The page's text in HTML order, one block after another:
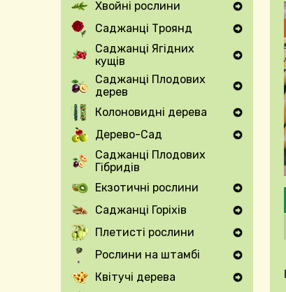
Хвойні рослини
Expand Secondary Navigation Menu
Саджанці Троянд
Expand Secondary Navigation Menu
Саджанці Ягідних
кущів
Expand Secondary Navigation Menu
Саджанці Плодових
дерев
Expand Secondary Navigation Menu
Колоновидні дерева
Expand Secondary Navigation Menu
Дерево-Сад
Expand Secondary Navigation Menu
Саджанці Плодових
Гібридів
Екзотичні рослини
Expand Secondary Navigation Menu
Саджанці Горіхів
Expand Secondary Navigation Menu
Плетисті рослини
Expand Secondary Navigation Menu
Рослини на штамбі
Expand Secondary Navigation Menu
Квітучі дерева
Expand Secondary Navigation Menu